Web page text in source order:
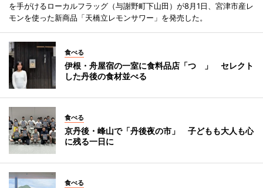
を手がけるローカルフラッグ（与謝野町下山田）が8月1日、宮津市産レ
モンを使った新商品「天橋立レモンサワー」を発売した。
食べる
伊根・舟屋宿の一室に食料品店「つゝ」 セレクト
した丹後の食材並べる
食べる
京丹後・峰山で「丹後夜の市」 子どもも大人も心
に残る一日に
食べる